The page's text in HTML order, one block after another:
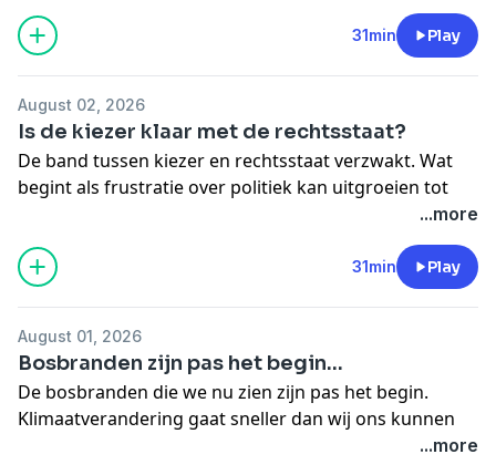
Is populisme een domme keuze of een logische
reactie?
-College Waarom vallen mensen voor populisme?
🔔 Meer van ons:
-Volg ons op LinkedIn
-Website/Nieuwsbrief
-WhatsApp-groep
-Maarten
31min Play
August 02, 2026
Is de kiezer klaar met de rechtsstaat?
De band tussen kiezer en rechtsstaat verzwakt. Wat
begint als frustratie over politiek kan uitgroeien tot
🎧 Meer horen:
College Waarom mensen vallen voor populisme?
-Volg ons op LinkedIn
-Website/Nieuwsbrief
-Substack
-WhatsApp-groep
...more
31min Play
August 01, 2026
Bosbranden zijn pas het begin...
De bosbranden die we nu zien zijn pas het begin.
Klimaatverandering gaat sneller dan wij ons kunnen
aanpassen en onze huidige oplossingen schieten...more